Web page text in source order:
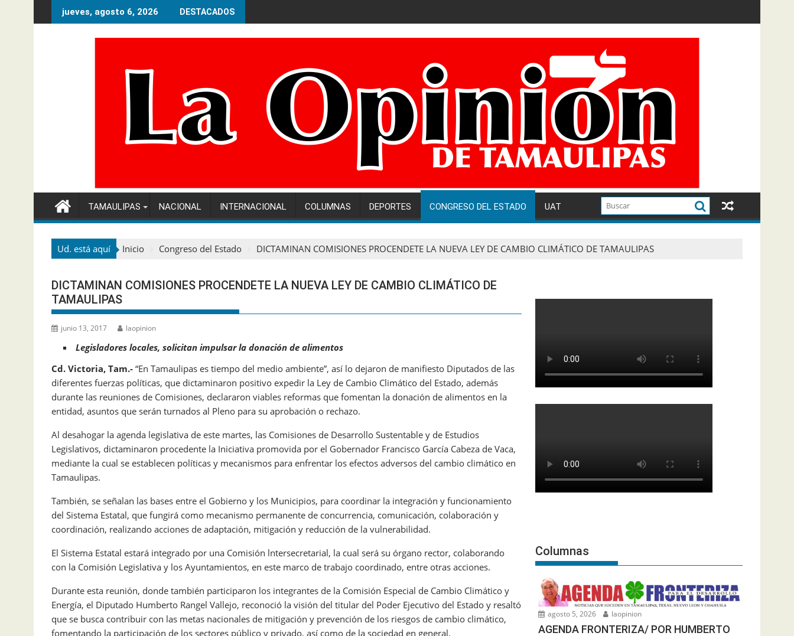
al
jueves, agosto 6, 2026 DESTACADOS
TAMAULIPAS NACIONAL INTERNACIONAL COLUMNAS DEPORTES CONGRESO DEL ESTADO UAT
Ud. está aquí Inicio Congreso del Estado DICTAMINAN COMISIONES PROCENDETE LA NUEVA LEY DE CAMBIO CLIMÁTICO DE TAMAULIPAS
DICTAMINAN COMISIONES PROCENDETE LA NUEVA LEY DE CAMBIO CLIMÁTICO DE
TAMAULIPAS
junio 13, 2017 laopinion
Legisladores locales, solicitan impulsar la donación de alimentos
Cd. Victoria, Tam.- “En Tamaulipas es tiempo del medio ambiente”, así lo dejaron de manifiesto Diputados de las
diferentes fuerzas políticas, que dictaminaron positivo expedir la Ley de Cambio Climático del Estado, además
durante las reuniones de Comisiones, declararon viables reformas que fomentan la donación de alimentos en la
entidad, asuntos que serán turnados al Pleno para su aprobación o rechazo.
Al desahogar la agenda legislativa de este martes, las Comisiones de Desarrollo Sustentable y de Estudios
Legislativos, dictaminaron procedente la Iniciativa promovida por el Gobernador Francisco García Cabeza de Vaca,
mediante la cual se establecen políticas y mecanismos para enfrentar los efectos adversos del cambio climático en
Tamaulipas.
También, se señalan las bases entre el Gobierno y los Municipios, para coordinar la integración y funcionamiento
del Sistema Estatal, que fungirá como mecanismo permanente de concurrencia, comunicación, colaboración y
coordinación, realizando acciones de adaptación, mitigación y reducción de la vulnerabilidad.
El Sistema Estatal estará integrado por una Comisión lntersecretarial, la cual será su órgano rector, colaborando
con la Comisión Legislativa y los Ayuntamientos, en este marco de trabajo coordinado, entre otras acciones.
Durante esta reunión, donde también participaron los integrantes de la Comisión Especial de Cambio Climático y
Energía, el Diputado Humberto Rangel Vallejo, reconoció la visión del titular del Poder Ejecutivo del Estado y resaltó
que se busca contribuir con las metas nacionales de mitigación y prevención de los riesgos de cambio climático,
fomentando la participación de los sectores público y privado, así como de la sociedad en general.
Columnas
agosto 5, 2026 laopinion
AGENDA FRONTERIZA/ POR HUMBERTO